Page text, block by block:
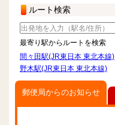
ルート検索
最寄り駅からルートを検索
間々田駅(JR東日本 東北本線)
野木駅(JR東日本 東北本線)
郵便局からのお知らせ